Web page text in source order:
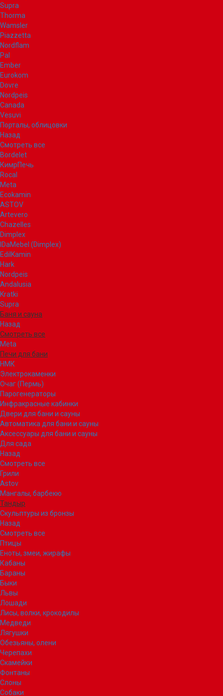
Supra
Thorma
Wamsler
Piazzetta
Nordflam
Pal
Ember
Eurokom
Dovre
Nordpeis
Canada
Vesuvi
Порталы, облицовки
Назад
Смотреть все
Bordelet
КимрПечь
Rocal
Meta
Ecokamin
ASTOV
Artevero
Chazelles
Dimplex
IDaMebel (Dimplex)
EdilKamin
Hark
Nordpeis
Andalusia
Kratki
Supra
Баня и сауна
Назад
Смотреть все
Meta
Печи для бани
НМК
Электрокаменки
Очаг (Пермь)
Парогенераторы
Инфракрасные кабинки
Двери для бани и сауны
Автоматика для бани и сауны
Аксессуары для бани и сауны
Для сада
Назад
Смотреть все
Грили
Astov
Мангалы, барбекю
Тандыр
Скульптуры из бронзы
Назад
Смотреть все
Птицы
Еноты, змеи, жирафы
Кабаны
Бараны
Быки
Львы
Лошади
Лисы, волки, крокодилы
Медведи
Лягушки
Обезьяны, олени
Черепахи
Скамейки
Фонтаны
Слоны
Собаки